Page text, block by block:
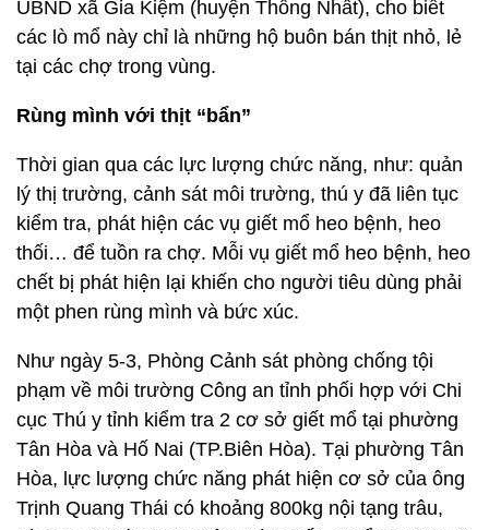
UBND xã Gia Kiệm (huyện Thống Nhất), cho biết
các lò mổ này chỉ là những hộ buôn bán thịt nhỏ, lẻ
tại các chợ trong vùng.
Rùng mình với thịt “bẩn”
Thời gian qua các lực lượng chức năng, như: quản
lý thị trường, cảnh sát môi trường, thú y đã liên tục
kiểm tra, phát hiện các vụ giết mổ heo bệnh, heo
thối… để tuồn ra chợ. Mỗi vụ giết mổ heo bệnh, heo
chết bị phát hiện lại khiến cho người tiêu dùng phải
một phen rùng mình và bức xúc.
Như ngày 5-3, Phòng Cảnh sát phòng chống tội
phạm về môi trường Công an tỉnh phối hợp với Chi
cục Thú y tỉnh kiểm tra 2 cơ sở giết mổ tại phường
Tân Hòa và Hố Nai (TP.Biên Hòa). Tại phường Tân
Hòa, lực lượng chức năng phát hiện cơ sở của ông
Trịnh Quang Thái có khoảng 800kg nội tạng trâu,